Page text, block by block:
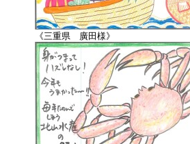
《三重県 廣田様》